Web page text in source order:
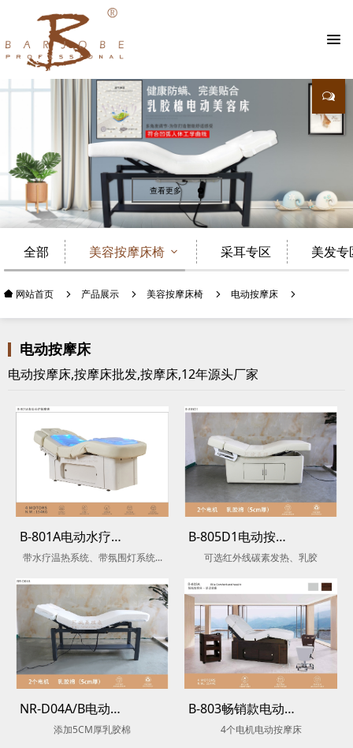
查看更多
全部 美容按摩床椅 采耳专区 美发
网站首页 产品展示 美容按摩床椅 电动按摩床
电动按摩床
电动按摩床,按摩床批发,按摩床,12年源头厂家
B-801A电动水疗按摩床
带水疗温热系统、带氛围灯系统...
B-805D1电动按摩床
可选红外线碳素发热、乳胶
NR-D04A/B电动美容按摩床
添加5CM厚乳胶棉
B-803畅销款电动按摩床
4个电机电动按摩床